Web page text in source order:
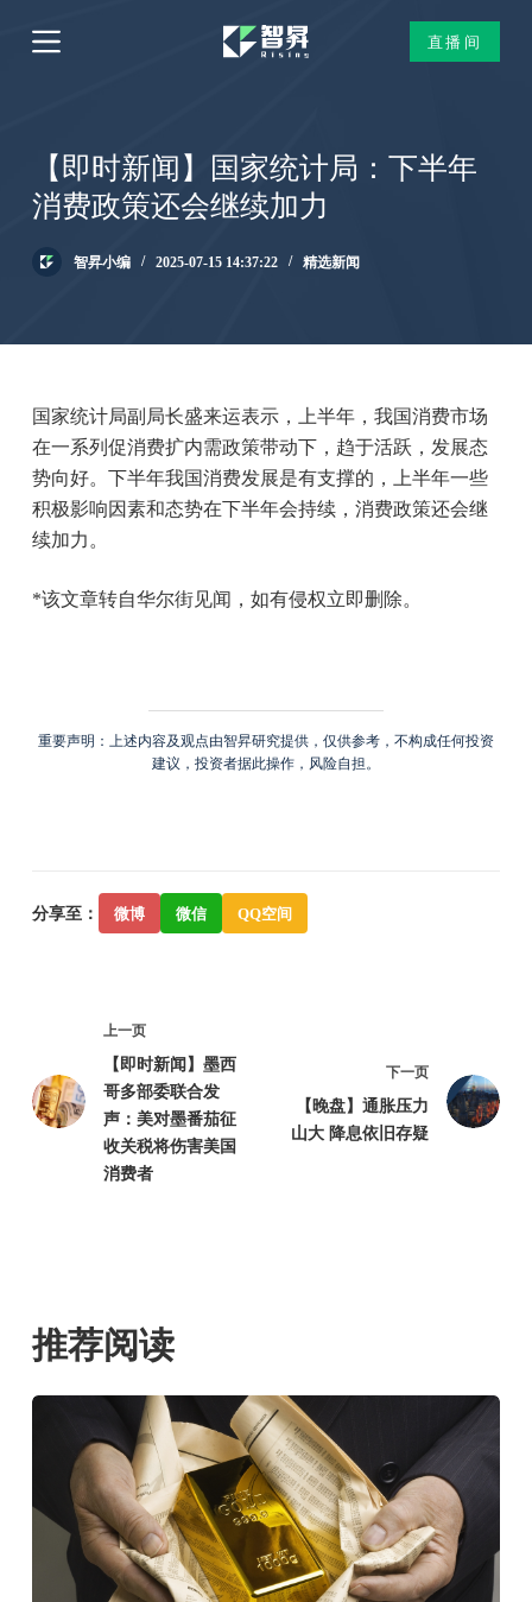
跳
过
直播间
【即时新闻】国家统计局：下半年
消费政策还会继续加力
智昇小编 2025-07-15 14:37:22 精选新闻
国家统计局副局长盛来运表示，上半年，我国消费市场
在一系列促消费扩内需政策带动下，趋于活跃，发展态
势向好。下半年我国消费发展是有支撑的，上半年一些
积极影响因素和态势在下半年会持续，消费政策还会继
续加力。
*该文章转自华尔街见闻，如有侵权立即删除。
重要声明：上述内容及观点由智昇研究提供，仅供参考，不构成任何投资
建议，投资者据此操作，风险自担。
分享至： 微博 微信 QQ空间
上一页
【即时新闻】墨西
哥多部委联合发
声：美对墨番茄征
收关税将伤害美国
消费者
下一页
【晚盘】通胀压力
山大 降息依旧存疑
推荐阅读